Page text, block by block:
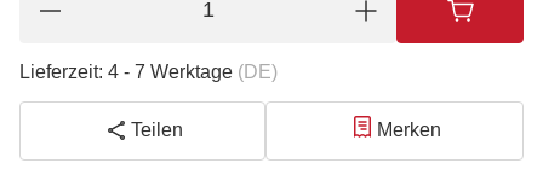
Lieferzeit: 4 - 7 Werktage (DE)
Teilen Merken